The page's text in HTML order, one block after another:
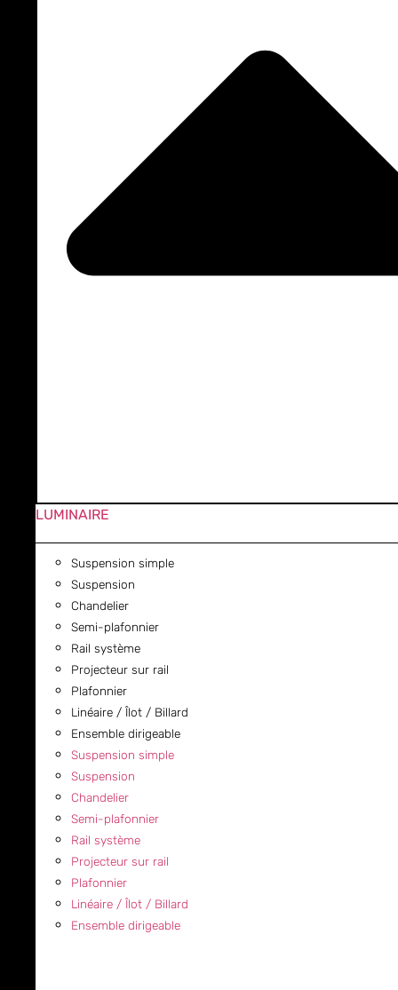
LUMINAIRE
Suspension simple
Suspension
Chandelier
Semi-plafonnier
Rail système
Projecteur sur rail
Plafonnier
Linéaire / Îlot / Billard
Ensemble dirigeable
Suspension simple
Suspension
Chandelier
Semi-plafonnier
Rail système
Projecteur sur rail
Plafonnier
Linéaire / Îlot / Billard
Ensemble dirigeable